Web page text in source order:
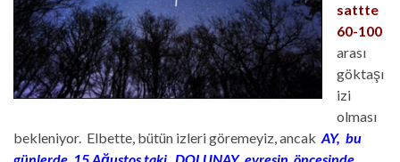
sattte
60-100
arası
göktaşı
izi
olması
bekleniyor. Elbette, bütün izleri göremeyiz, ancak AY, bu